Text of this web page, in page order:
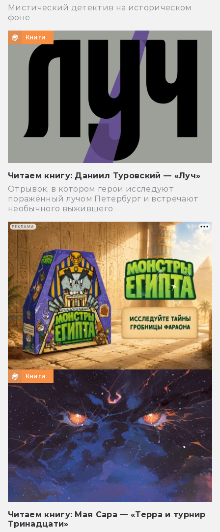
Мистический детектив на историческом
фоне
Книги
Читаем книгу: Даниил Туровский — «Луч»
Отрывок, в котором герои исследуют
поражённый лучом Петербург и встречают
необычного выжившего
Книги
Читаем книгу: Мая Сара — «Терра и турнир
Тринадцати»
РЕКЛАМА